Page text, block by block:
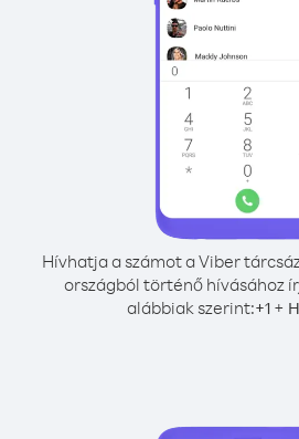
Hívhatja a számot a Viber
országból történő hívásához
alábbiak szerint:+1+